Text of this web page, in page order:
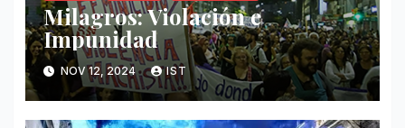
Milagros: Violación e
Impunidad
NOV 12, 2024 IST